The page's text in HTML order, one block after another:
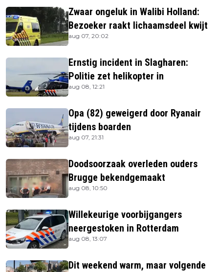
Zwaar ongeluk in Walibi Holland:
Bezoeker raakt lichaamsdeel kwijt
aug 07, 20:02
Ernstig incident in Slagharen:
Politie zet helikopter in
aug 08, 12:21
Opa (82) geweigerd door Ryanair
tijdens boarden
aug 07, 21:31
Doodsoorzaak overleden ouders
Brugge bekendgemaakt
aug 08, 10:50
Willekeurige voorbijgangers
neergestoken in Rotterdam
aug 08, 13:07
Dit weekend warm, maar volgende